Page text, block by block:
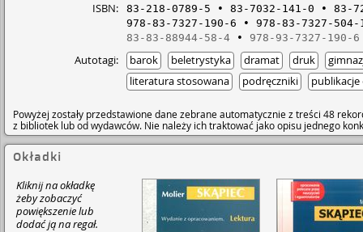
ISBN: 83-218-0789-5 83-7032-141-0
83-
978-83-7327-190-6
978-83-7327-504-
83-83-88944-58-4
978-93-7327-190-6
Autotagi: barok beletrystyka dramat druk
literatura stosowana
podręczniki
Powyżej zostały przedstawione dane zebrane automatycznie z treści 48
z bibliotek lub od wydawców. Nie należy ich traktować jako opisu jednego
Okładki
Kliknij na okładkę
żeby zobaczyć
powiększenie lub
dodać ją na regał.